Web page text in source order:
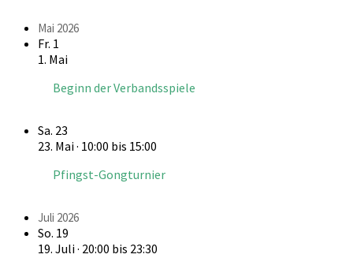
Mai 2026
Fr. 1
1. Mai
Beginn der Verbandsspiele
Sa. 23
23. Mai · 10:00 bis 15:00
Pfingst-Gongturnier
Juli 2026
So. 19
19. Juli · 20:00 bis 23:30